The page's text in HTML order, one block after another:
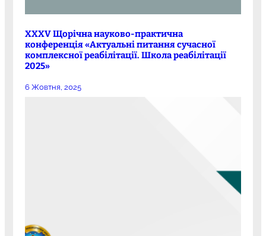
XXXV Щорічна науково-практична
конференція «Актуальні питання сучасної
комплексної реабілітації. Школа реабілітації
2025»
6 Жовтня, 2025